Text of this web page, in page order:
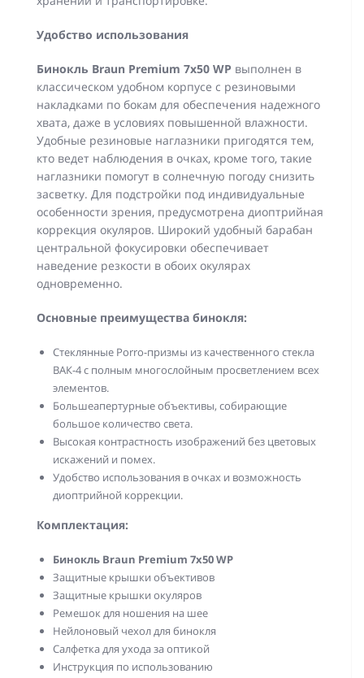
Удобство использования
Бинокль Braun Premium 7х50 WP выполнен в
классическом удобном корпусе с резиновыми
накладками по бокам для обеспечения надежного
хвата, даже в условиях повышенной влажности.
Удобные резиновые наглазники пригодятся тем,
кто ведет наблюдения в очках, кроме того, такие
наглазники помогут в солнечную погоду снизить
засветку. Для подстройки под индивидуальные
особенности зрения, предусмотрена диоптрийная
коррекция окуляров. Широкий удобный барабан
центральной фокусировки обеспечивает
наведение резкости в обоих окулярах
одновременно.
Основные преимущества бинокля:
Стеклянные Porro-призмы из качественного стекла
ВAК-4 с полным многослойным просветлением всех
элементов.
Большеапертурные объективы, собирающие
большое количество света.
Высокая контрастность изображений без цветовых
искажений и помех.
Удобство использования в очках и возможность
диоптрийной коррекции.
Комплектация:
Бинокль Braun Premium 7х50 WP
Защитные крышки объективов
Защитные крышки окуляров
Ремешок для ношения на шее
Нейлоновый чехол для бинокля
Салфетка для ухода за оптикой
Инструкция по использованию